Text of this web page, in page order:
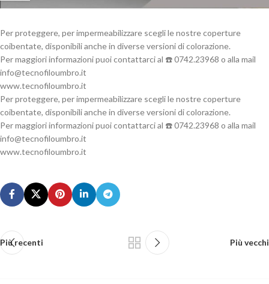
Per proteggere, per impermeabilizzare scegli le nostre coperture
coibentate, disponibili anche in diverse versioni di colorazione.
Per maggiori informazioni puoi contattarci al ☎️ 0742.23968 o alla mail
ti.orbmuolifoncet
@ofni
www.tecnofiloumbro.it
Per proteggere, per impermeabilizzare scegli le nostre coperture
coibentate, disponibili anche in diverse versioni di colorazione.
Per maggiori informazioni puoi contattarci al ☎️ 0742.23968 o alla mail
ti.orbmuolifoncet
@ofni
www.tecnofiloumbro.it
Più recenti Più vecchi